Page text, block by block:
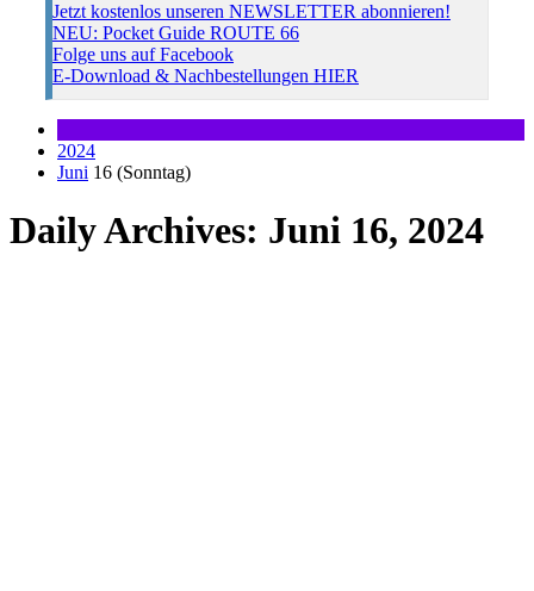
Jetzt kostenlos unseren NEWSLETTER abonnieren!
NEU: Pocket Guide ROUTE 66
Folge uns auf Facebook
E-Download & Nachbestellungen HIER
2024
Juni 16 (Sonntag)
Daily Archives: Juni 16, 2024